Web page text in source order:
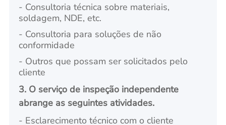
- Consultoria técnica sobre materiais,
soldagem, NDE, etc.
- Consultoria para soluções de não
conformidade
- Outros que possam ser solicitados pelo
cliente
3. O serviço de inspeção independente
abrange as seguintes atividades.
- Esclarecimento técnico com o cliente